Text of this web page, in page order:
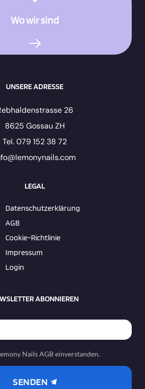
Wo wir sind
UNSERE ADRESSE
26
8625 Gossau ZH
Tel. 079 152 38 72
LEGAL
Datenschutzerklärung
AGB
Cookie-Richtlinie
Impressum
Login
ABONNIEREN
Nails AGB einverstanden.
SENDEN